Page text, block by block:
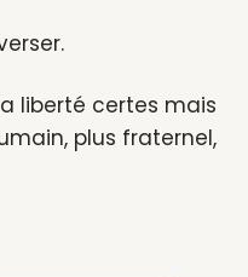
liberté certes mais
plus fraternel,